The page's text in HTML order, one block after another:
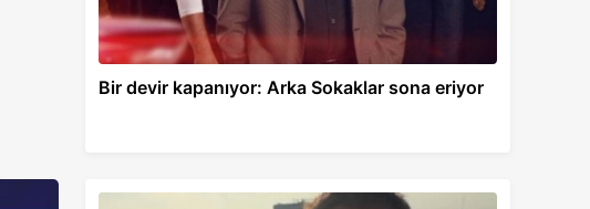
Bir devir kapanıyor: Arka Sokaklar sona eriyor